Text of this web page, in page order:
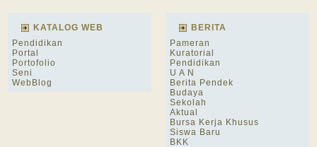
KATALOG WEB
Pendidikan
Portal
Portofolio
Seni
WebBlog
BERITA
Pameran
Kuratorial
Pendidikan
U A N
Berita Pendek
Budaya
Sekolah
Aktual
Bursa Kerja Khusus
Siswa Baru
BKK